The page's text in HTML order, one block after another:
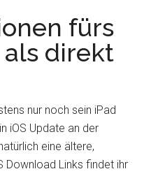
fürs
als direkt
nur noch sein iPad
iOS Update an der
eine ältere,
Download Links findet ihr